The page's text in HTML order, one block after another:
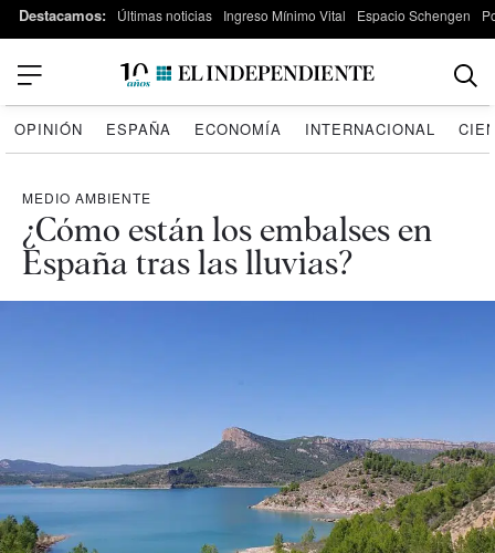
Destacamos: Últimas noticias Ingreso Mínimo Vital Espacio Schengen
OPINIÓN ESPAÑA ECONOMÍA INTERNACIONAL
MEDIO AMBIENTE
¿Cómo están los embalses en
España tras las lluvias?